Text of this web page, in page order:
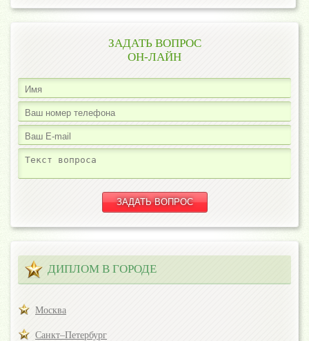
ЗАДАТЬ ВОПРОС
ОН-ЛАЙН
ДИПЛОМ В ГОРОДЕ
Москва
Санкт–Петербург